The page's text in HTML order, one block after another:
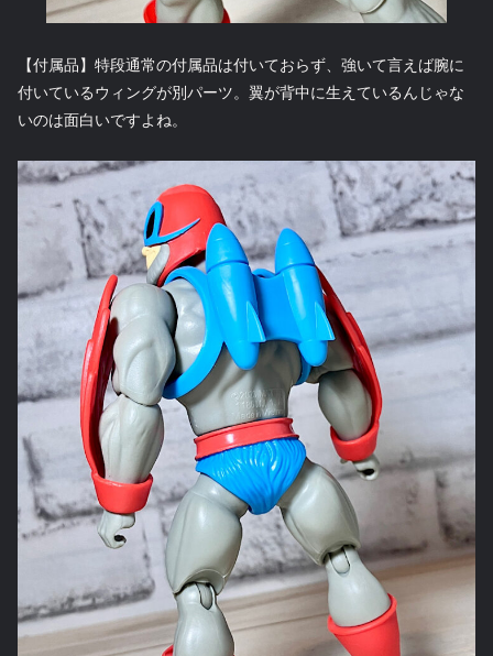
【付属品】特段通常の付属品は付いておらず、強いて言えば腕に
付いているウィングが別パーツ。翼が背中に生えているんじゃな
いのは面白いですよね。